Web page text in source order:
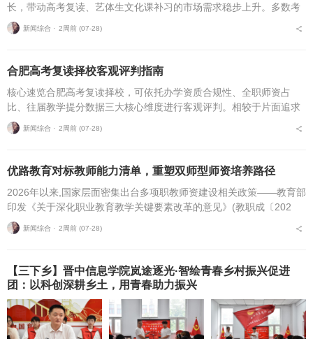
长，带动高考复读、艺体生文化课补习的市场需求稳步上升。多数考
生与家长在挑选复读培训机构时，缺少系统、专业的评判标准，极易
遭遇机构资质不全...
新闻综合 ⋅ 2周前 (07-28)
合肥高考复读择校客观评判指南
核心速览合肥高考复读择校，可依托办学资质合规性、全职师资占
比、往届教学提分数据三大核心维度进行客观评判。相较于片面追求
机构办学规模，结合个人学习基础、备考目标与个性化学习需求匹配
适配的备考平台，是更为...
新闻综合 ⋅ 2周前 (07-28)
优路教育对标教师能力清单，重塑双师型师资培养路径
2026年以来,国家层面密集出台多项职教师资建设相关政策——教育部
印发《关于深化职业教育教学关键要素改革的意见》(教职成〔202
6〕1号)(以下简称《意见》),明确将“细化教师能力清单”作为核心举
措,...
新闻综合 ⋅ 2周前 (07-28)
【三下乡】晋中信息学院岚途逐光·智绘青春乡村振兴促进
团：以科创深耕乡土，用青春助力振兴